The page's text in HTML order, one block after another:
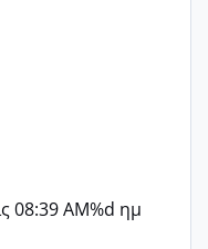
08:39 AM%d ημ